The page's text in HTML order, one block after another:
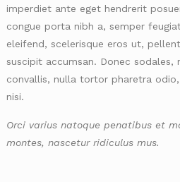
imperdiet ante eget hendrerit
congue porta nibh a, semper
eleifend, scelerisque eros ut,
suscipit accumsan. Donec sodales,
convallis, nulla tortor pharetra
nisi.
Orci varius natoque penatibus et
montes, nascetur ridiculus mus.